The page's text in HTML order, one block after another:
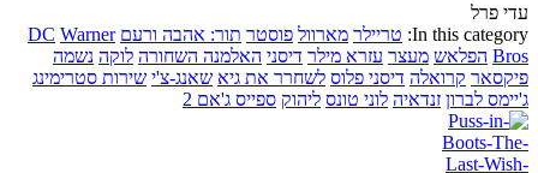
עדי פרל
In this category: טריילר מארוול פוסטר תור: אהבה ורעם DC Warner
Bros הפלאש מעצר עזרא מילר דיסני האלמנה השחורה לוקה נשמה
פיקסאר קרואלה דיסני פלוס לשחרר את גיא שאנג-צ'י שירות סטרימינג
ג'יימס לברון זנדאיה לוני טונס ליהוק ספייס ג'אם 2